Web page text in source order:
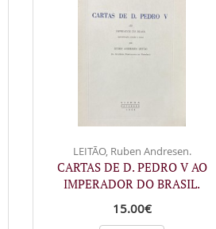
LEITÃO, Ruben Andresen.
CARTAS DE D. PEDRO V AO
IMPERADOR DO BRASIL.
15.00€